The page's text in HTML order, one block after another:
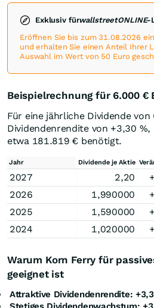
Exklusiv fürwallstreetONLINE-
Eröffnen Sie bis zum 31.08.2026
und erhalten Sie einen Anteil Ihrer
Auswahl im Wert von 50 Euro
Beispielrechnung für 6.000 €
Für eine jährliche Dividende von
Dividendenrendite von +3,30 %,
etwa 181.819 € benötigt.
Jahr Dividende je Aktie
2027 2,20
2026
1,990000
2025
1,590000
2024
1,020000
Warum Korn Ferry für
geeignet ist
Attraktive Dividendenrendite: